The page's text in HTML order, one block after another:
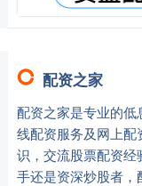
配资之家
配资之家是专业的
线配资服务及网上
识，交流股票配资
手还是资深炒股者，